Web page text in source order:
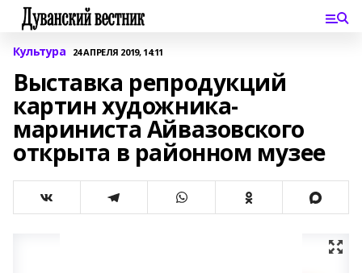
Культура 24 АПРЕЛЯ 2019, 14:11
Выставка репродукций
картин художника-
мариниста Айвазовского
открыта в районном музее